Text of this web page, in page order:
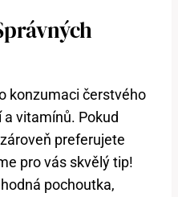
konzumaci čerstvého
vitamínů. Pokud
preferujete
pro vás skvělý tip!
pochoutka,